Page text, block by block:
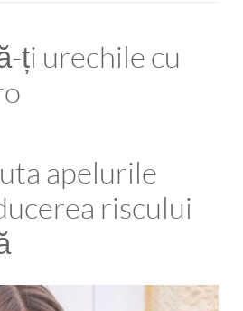
ți urechile cu
apelurile
riscului